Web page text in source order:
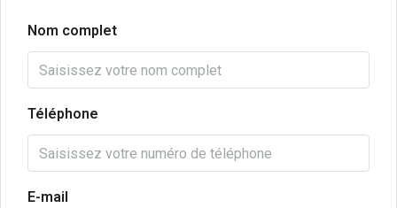
Nom complet
Téléphone
E-mail